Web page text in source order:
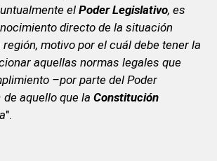
el Poder Legislativo, es
directo de la situación
motivo por el cuál debe tener la
aquellas normas legales que
–por parte del Poder
aquello que la Constitución
".